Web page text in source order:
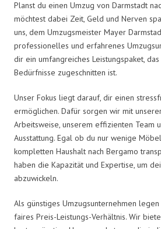
Planst du einen Umzug von Darmstadt
möchtest dabei Zeit, Geld und Nerven
uns, dem Umzugsmeister Mayer
professionelles und erfahrenes
dir ein umfangreiches Leistungspaket,
Bedürfnisse zugeschnitten ist.
Unser Fokus liegt darauf, dir einen
ermöglichen. Dafür sorgen wir mit
Arbeitsweise, unserem effizienten Team
Ausstattung. Egal ob du nur wenige
kompletten Haushalt nach Bergamo
haben die Kapazität und Expertise, um
abzuwickeln.
Als günstiges Umzugsunternehmen
faires Preis-Leistungs-Verhältnis. Wir